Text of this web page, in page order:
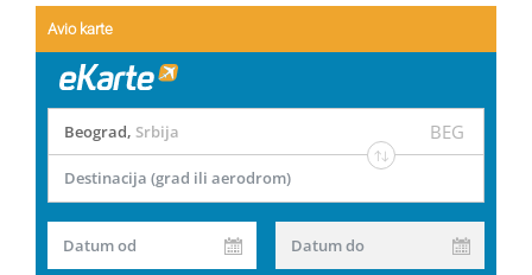
Avio karte
Beograd, Srbija BEG
Destinacija (grad ili aerodrom)
Datum od Datum do